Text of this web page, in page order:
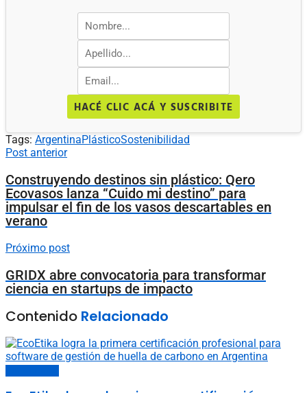
HACÉ CLIC ACÁ Y SUSCRIBITE
Tags: ArgentinaPlásticoSostenibilidad
Post anterior
Construyendo destinos sin plástico: Qero
Ecovasos lanza “Cuido mi destino” para
impulsar el fin de los vasos descartables en
verano
Próximo post
GRIDX abre convocatoria para transformar
ciencia en startups de impacto
Contenido Relacionado